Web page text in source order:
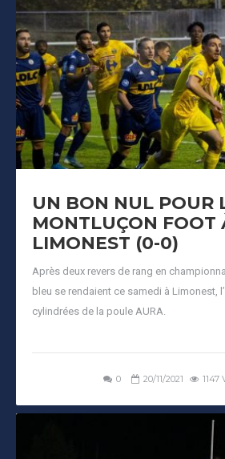
UN BON NUL POUR
MONTLUÇON FOOT
LIMONEST (0-0)
Après deux revers de rang en
bleu se rendaient ce samedi à Limonest,
cylindrées de la poule AURA.
0 20/11/2021 1147